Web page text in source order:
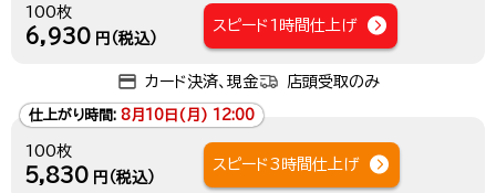
100枚
6,930 円（税込）
スピード1時間仕上げ
カード決済、現金 店頭受取のみ
仕上がり時間: 8月10日(月) 12:00
100枚
5,830 円（税込）
スピード3時間仕上げ